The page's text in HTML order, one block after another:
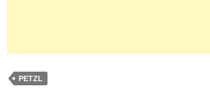
PETZL